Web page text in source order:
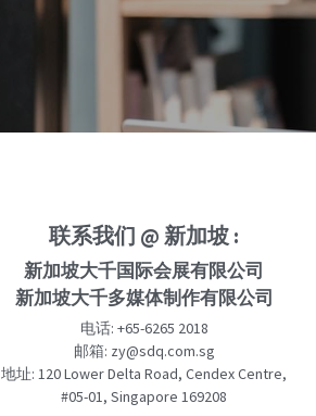
联系我们 @ 新加坡 :
新加坡大千国际会展有限公司
新加坡大千多媒体制作有限公司
电话: +65-6265 2018
邮箱: zy@sdq.com.sg
地址: 120 Lower Delta Road, Cendex Centre,
#05-01, Singapore 169208